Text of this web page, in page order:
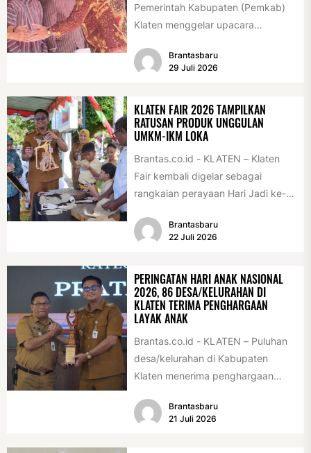
Pemerintah Kabupaten (Pemkab)
Klaten menggelar upacara
di Alun-alun Klaten, Selasa
Brantasbaru
29 Juli 2026
KLATEN FAIR 2026 TAMPILKAN
RATUSAN PRODUK UNGGULAN
UMKM-IKM LOKA
Brantas.co.id - KLATEN – Klaten
Fair kembali digelar sebagai
rangkaian perayaan Hari Jadi ke-
Acara ini digelar...
Brantasbaru
22 Juli 2026
PERINGATAN HARI ANAK NASIONAL
2026, 86 DESA/KELURAHAN DI
KLATEN TERIMA PENGHARGAAN
LAYAK ANAK
Brantas.co.id - KLATEN – Puluhan
desa/kelurahan di Kabupaten
Klaten menerima penghargaan
2026. Penghargaan tersebut
Brantasbaru
21 Juli 2026